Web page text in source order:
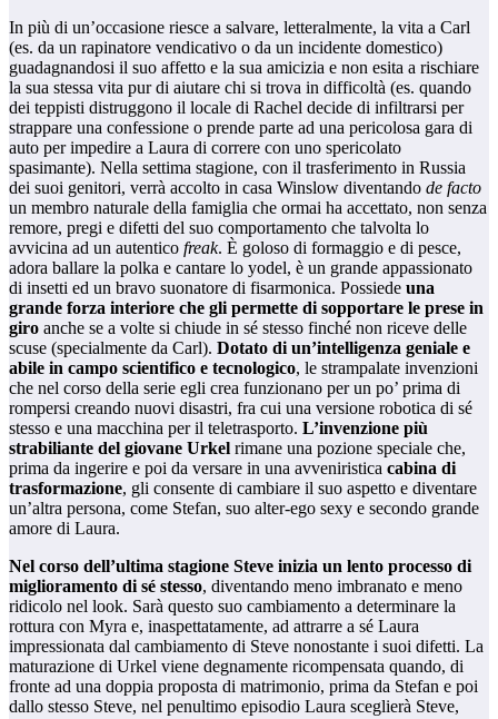
In più di un’occasione riesce a salvare, letteralmente, la vita a Carl
(es. da un rapinatore vendicativo o da un incidente domestico)
guadagnandosi il suo affetto e la sua amicizia e non esita a rischiare
la sua stessa vita pur di aiutare chi si trova in difficoltà (es. quando
dei teppisti distruggono il locale di Rachel decide di infiltrarsi per
strappare una confessione o prende parte ad una pericolosa gara di
auto per impedire a Laura di correre con uno spericolato
spasimante). Nella settima stagione, con il trasferimento in Russia
dei suoi genitori, verrà accolto in casa Winslow diventando de facto
un membro naturale della famiglia che ormai ha accettato, non senza
remore, pregi e difetti del suo comportamento che talvolta lo
avvicina ad un autentico freak. È goloso di formaggio e di pesce,
adora ballare la polka e cantare lo yodel, è un grande appassionato
di insetti ed un bravo suonatore di fisarmonica. Possiede una
grande forza interiore che gli permette di sopportare le prese in
giro anche se a volte si chiude in sé stesso finché non riceve delle
scuse (specialmente da Carl). Dotato di un’intelligenza geniale e
abile in campo scientifico e tecnologico, le strampalate invenzioni
che nel corso della serie egli crea funzionano per un po’ prima di
rompersi creando nuovi disastri, fra cui una versione robotica di sé
stesso e una macchina per il teletrasporto. L’invenzione più
strabiliante del giovane Urkel rimane una pozione speciale che,
prima da ingerire e poi da versare in una avveniristica cabina di
trasformazione, gli consente di cambiare il suo aspetto e diventare
un’altra persona, come Stefan, suo alter-ego sexy e secondo grande
amore di Laura.
Nel corso dell’ultima stagione Steve inizia un lento processo di
miglioramento di sé stesso, diventando meno imbranato e meno
ridicolo nel look. Sarà questo suo cambiamento a determinare la
rottura con Myra e, inaspettatamente, ad attrarre a sé Laura
impressionata dal cambiamento di Steve nonostante i suoi difetti. La
maturazione di Urkel viene degnamente ricompensata quando, di
fronte ad una doppia proposta di matrimonio, prima da Stefan e poi
dallo stesso Steve, nel penultimo episodio Laura sceglierà Steve,